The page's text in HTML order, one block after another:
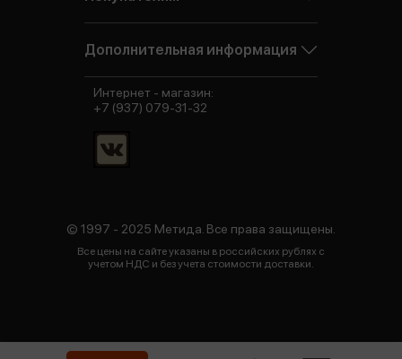
Дополнительная информация
© 1997 - 2025 Метида. Все права защищены.
Все цены на сайте указаны в российских рублях с
учетом НДС и без учета стоимости доставки.
Интернет - магазин:
+7 (937) 079-31-32